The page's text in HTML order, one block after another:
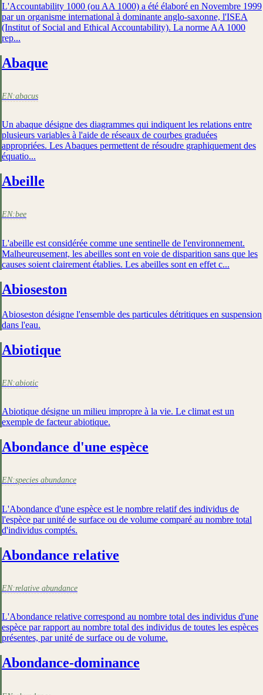
L'Accountability 1000 (ou AA 1000) a été élaboré en Novembre 1999
par un organisme international à dominante anglo-saxonne, l'ISEA
(Institut of Social and Ethical Accountability). La norme AA 1000
rep...
Abaque
EN:abacus
Un abaque désigne des diagrammes qui indiquent les relations entre
plusieurs variables à l'aide de réseaux de courbes graduées
appropriées. Les Abaques permettent de résoudre graphiquement des
équatio...
Abeille
EN:bee
L'abeille est considérée comme une sentinelle de l'environnement.
Malheureusement, les abeilles sont en voie de disparition sans que les
causes soient clairement établies. Les abeilles sont en effet c...
Abioseston
Abioseston désigne l'ensemble des particules détritiques en suspension
dans l'eau.
Abiotique
EN:abiotic
Abiotique désigne un milieu impropre à la vie. Le climat est un
exemple de facteur abiotique.
Abondance d'une espèce
EN:species abundance
L'Abondance d'une espèce est le nombre relatif des individus de
l'espèce par unité de surface ou de volume comparé au nombre total
d'individus comptés.
Abondance relative
EN:relative abundance
L'Abondance relative correspond au nombre total des individus d'une
espèce par rapport au nombre total des individus de toutes les espèces
présentes, par unité de surface ou de volume.
Abondance-dominance